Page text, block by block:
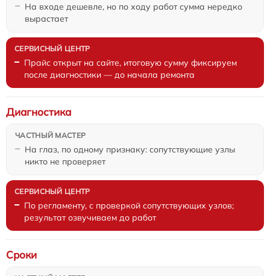
На входе дешевле, но по ходу работ сумма нередко
вырастает
Прайс открыт на сайте, итоговую сумму фиксируем
после диагностики — до начала ремонта
На глаз, по одному признаку: сопутствующие узлы
никто не проверяет
Диагностика
По регламенту, с проверкой сопутствующих узлов;
результат озвучиваем до работ
Сроки